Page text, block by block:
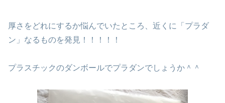
厚さをどれにするか悩んでいたところ、近くに「プラダ
ン」なるものを発見！！！！！
プラスチックのダンボールでプラダンでしょうか＾＾